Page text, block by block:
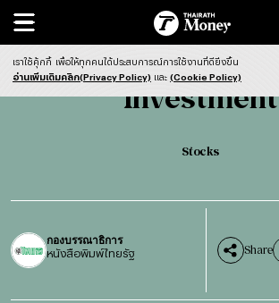
Investment Stocks
Investment
Stocks
กองบรรณาธิการ
หนังสือพิมพ์ไทยรัฐ Share
- ก + ก
เราใช้คุ้กกี้ เพื่อให้ทุกคนได้ประสบการณ์การใช้งานที่ดียิ่งขึ้น
อ่านเพิ่มเติมคลิก(Privacy Policy) และ (Cookie Policy)